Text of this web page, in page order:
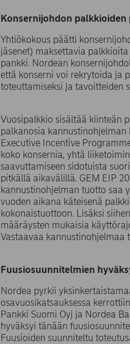
Konsernijohdon palkkioiden
Yhtiökokous päätti
jäsenet) maksettavia
pankki. Nordean
että konserni voi rekrytoida ja
toteuttamiseksi ja tavoitteiden
Vuosipalkkio sisältää kiinteän
palkanosia
Executive Incentive
koko konsernia, yhtä
saavuttamiseen sidotuista
pitkällä aikavälillä. GEM EIP
kannustinohjelman tuotto saa
vuoden aikana käteisenä
kokonaistuottoon. Lisäksi
määräysten mukaisia
Vastaavaa kannustinohjelmaa
Fuusiosuunnitelmien
Nordea pyrkii
osavuosikatsauksessa
Pankki Suomi Oyj ja Nordea
hyväksyi tänään
Fuusioiden suunniteltu